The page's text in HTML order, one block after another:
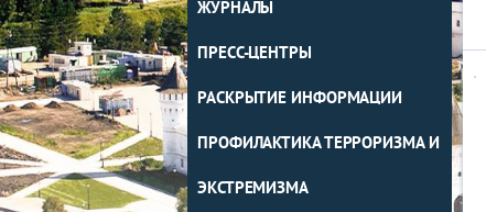
ЖУРНАЛЫ
ПРЕСС-ЦЕНТРЫ
РАСКРЫТИЕ ИНФОРМАЦИИ
ПРОФИЛАКТИКА ТЕРРОРИЗМА И
ЭКСТРЕМИЗМА